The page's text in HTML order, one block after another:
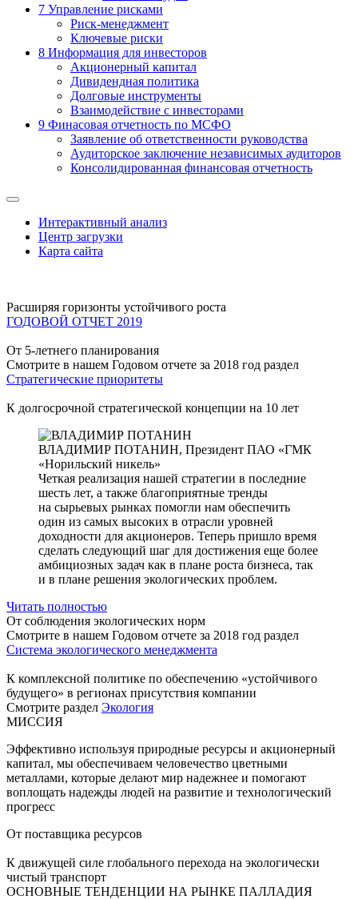
7 Управление рисками
Риск-менеджмент
Ключевые риски
8 Информация для инвесторов
Акционерный капитал
Дивидендная политика
Долговые инструменты
Взаимодействие с инвеcторами
9 Финасовая отчетность по МСФО
Заявление об ответственности руководства
Аудиторское заключение независимых аудиторов
Консолидированная финансовая отчетность
Интерактивный анализ
Центр загрузки
Карта сайта
Расширяя горизонты устойчивого роста
ГОДОВОЙ ОТЧЕТ 2019
От 5-летнего планирования
Смотрите в нашем Годовом отчете за 2018 год раздел
Стратегические приоритеты
К долгосрочной стратегической концепции на 10 лет
ВЛАДИМИР ПОТАНИН, Президент ПАО «ГМК
«Норильский никель»
Четкая реализация нашей стратегии в последние
шесть лет, а также благоприятные тренды
на сырьевых рынках помогли нам обеспечить
один из самых высоких в отрасли уровней
доходности для акционеров. Теперь пришло время
сделать следующий шаг для достижения еще более
амбициозных задач как в плане роста бизнеса, так
и в плане решения экологических проблем.
Читать полностью
От соблюдения экологических норм
Смотрите в нашем Годовом отчете за 2018 год раздел
Система экологического менеджмента
К комплексной политике по обеспечению «устойчивого
будущего» в регионах присутствия компании
Смотрите раздел Экология
МИССИЯ
Эффективно используя природные ресурсы и акционерный
капитал, мы обеспечиваем человечество цветными
металлами, которые делают мир надежнее и помогают
воплощать надежды людей на развитие и технологический
прогресс
От поставщика ресурсов
К движущей силе глобального перехода на экологически
чистый транспорт
ОСНОВНЫЕ ТЕНДЕНЦИИ НА РЫНКЕ ПАЛЛАДИЯ